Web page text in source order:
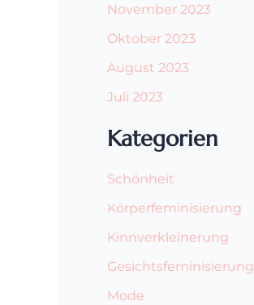
November 2023
Oktober 2023
August 2023
Juli 2023
Kategorien
Schönheit
Körperfeminisierung
Kinnverkleinerung
Gesichtsfeminisierung
Mode